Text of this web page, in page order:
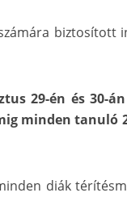
biztosított
29-én és 30-
minden tanuló
diák